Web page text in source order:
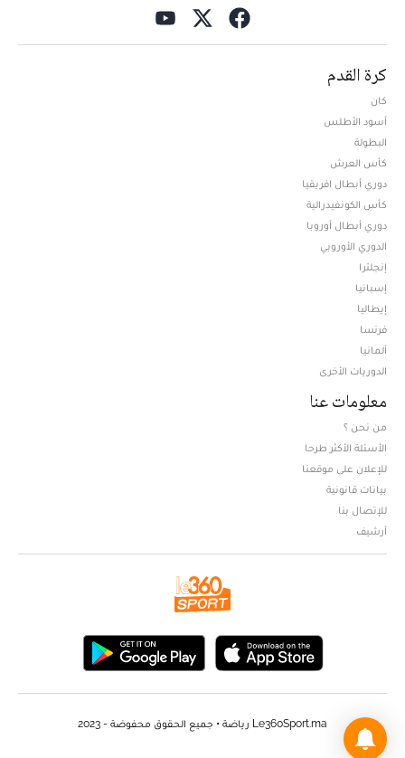
كرة القدم
كان
أسود الأطلس
البطولة
كأس العرش
دوري أبطال افريقيا
كأس الكونفيدرالية
دوري أبطال أوروبا
الدوري الأوروبي
إنجلترا
إسبانيا
إيطاليا
فرنسا
ألمانيا
الدوريات الأخرى
معلومات عنا
من نحن ؟
الأسئلة الأكثر طرحا
للإعلان على موقعنا
بيانات قانونية
للإتصال بنا
أرشيف
Le360Sport.ma رياضة • جميع الحقوق محفوضة - 2023